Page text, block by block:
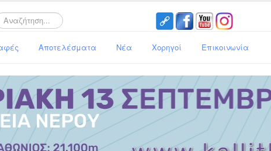
Αποτελέσματα Νέα Χορηγοί Επικοινωνία